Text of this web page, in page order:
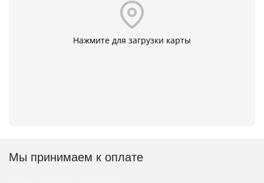
Нажмите для загрузки карты
Мы принимаем к оплате